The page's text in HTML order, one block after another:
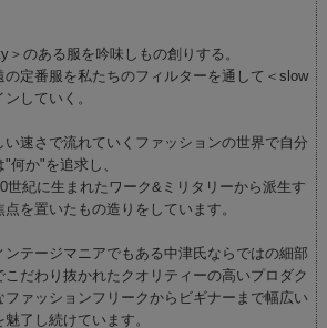
＞のある服を吟味しもの創りする。
の定番服を私たちのフィルターを通して＜slow
していく。
い速さで流れていくファッションの世界で自分
"何か"を追求し、
世紀に生まれたワーク&ミリタリーから派生す
点を置いたもの造りをしています。
ンテージマニアでもある中津氏ならではの細部
こだわり抜かれたクオリティーの高いプロダク
ファッションフリークからビギナーまで幅広い
了し続けています。